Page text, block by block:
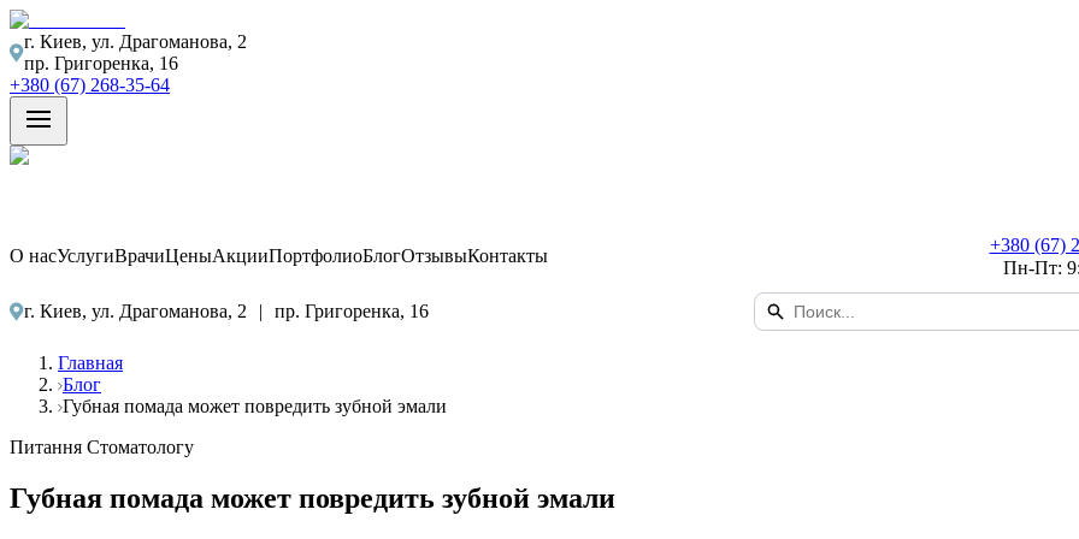
г. Киев, ул. Драгоманова, 2
пр. Григоренка, 16
+380 (67) 268-35-64
О насУслугиВрачиЦеныАкцииПортфолиоБлогОтзывыКонтакты
+380 (67)
Пн-Пт:
г. Киев, ул. Драгоманова, 2 | пр. Григоренка, 16
Главная
Блог
Губная помада может повредить зубной эмали
Питання Стоматологу
Губная помада может повредить зубной эмали